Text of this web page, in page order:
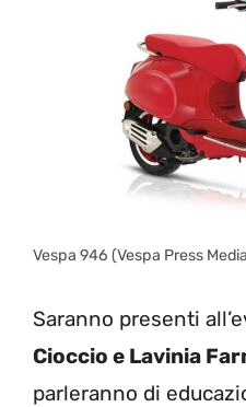
Vespa 946 (Vespa Press
Saranno presenti
Cioccio e Lavinia
parleranno di